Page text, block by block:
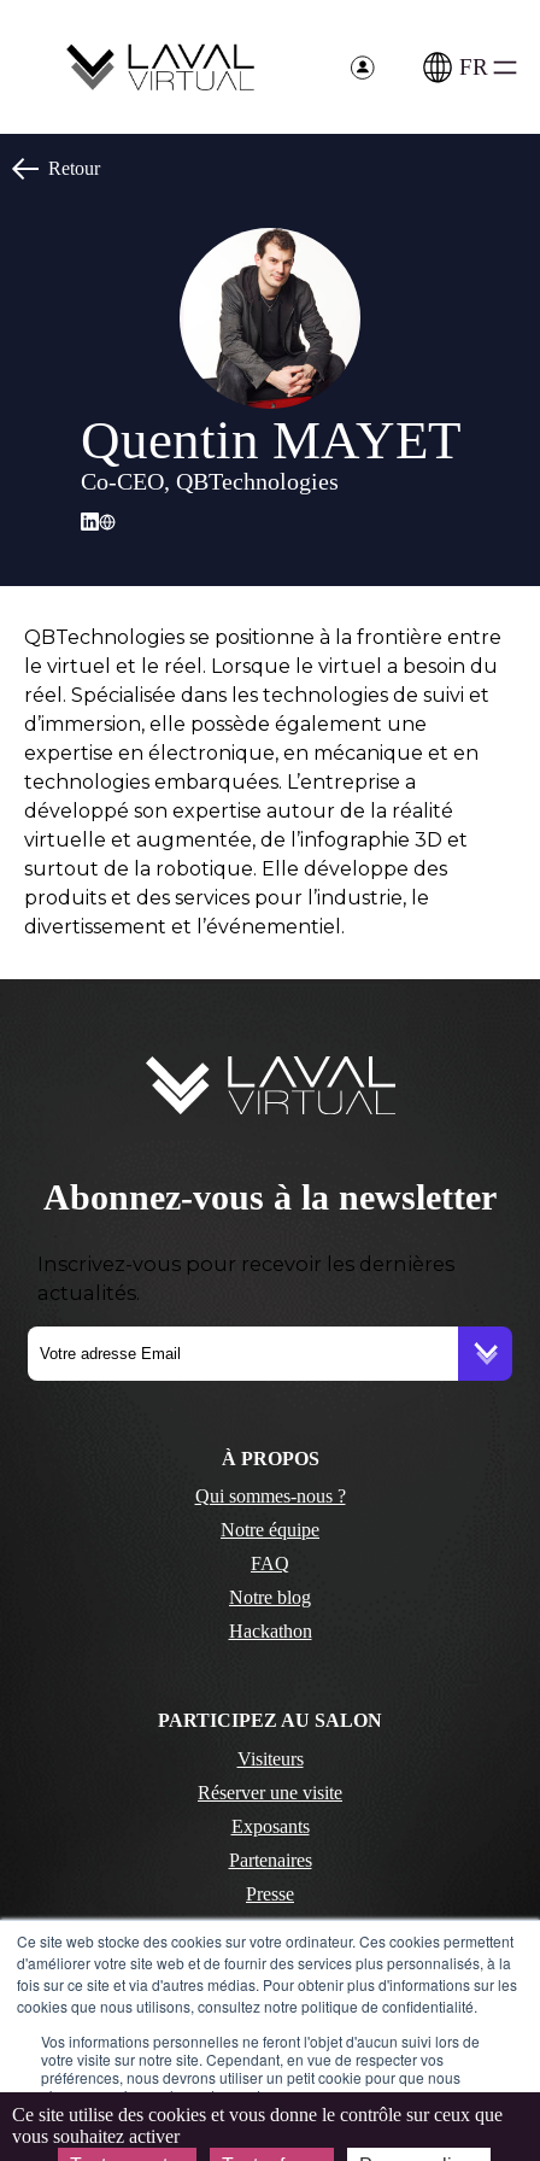
Ce site web stocke des cookies sur votre ordinateur. Ces cookies permettent
d'améliorer votre site web et de fournir des services plus personnalisés, à la
fois sur ce site et via d'autres médias. Pour obtenir plus d'informations sur les
cookies que nous utilisons, consultez notre politique de confidentialité.
Vos informations personnelles ne feront l'objet d'aucun suivi lors de
votre visite sur notre site. Cependant, en vue de respecter vos
préférences, nous devrons utiliser un petit cookie pour que nous
n'ayons pas à vous les redemander.
Accepter Refuser
FR
Retour
Quentin MAYET
Co-CEO, QBTechnologies
QBTechnologies se positionne à la frontière entre
le virtuel et le réel. Lorsque le virtuel a besoin du
réel. Spécialisée dans les technologies de suivi et
d’immersion, elle possède également une
expertise en électronique, en mécanique et en
technologies embarquées. L’entreprise a
développé son expertise autour de la réalité
virtuelle et augmentée, de l’infographie 3D et
surtout de la robotique. Elle développe des
produits et des services pour l’industrie, le
divertissement et l’événementiel.
Abonnez-vous à la newsletter
Inscrivez-vous pour recevoir les dernières
actualités.
À PROPOS
Qui sommes-nous ?
Notre équipe
FAQ
Notre blog
Hackathon
PARTICIPEZ AU SALON
Visiteurs
Réserver une visite
Exposants
Partenaires
Presse
CONTACT
Contactez-nous
Mentions Légales
Politique de confidentialité
LinkedIn Instagram Flickr YouTube
Ce site utilise des cookies et vous donne le contrôle sur ceux que
vous souhaitez activer